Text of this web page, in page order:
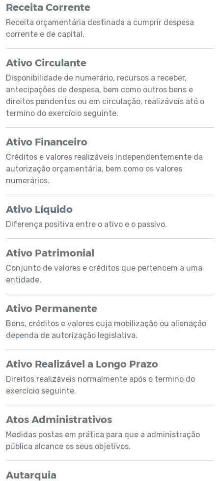
Receita Corrente
Receita orçamentária destinada a cumprir despesa
corrente e de capital.
Ativo Circulante
Disponibilidade de numerário, recursos a receber,
antecipações de despesa, bem como outros bens e
direitos pendentes ou em circulação, realizáveis até o
termino do exercício seguinte.
Ativo Financeiro
Créditos e valores realizáveis independentemente da
autorização orçamentária, bem como os valores
numerários.
Ativo Líquido
Diferença positiva entre o ativo e o passivo.
Ativo Patrimonial
Conjunto de valores e créditos que pertencem a uma
entidade.
Ativo Permanente
Bens, créditos e valores cuja mobilização ou alienação
dependa de autorização legislativa.
Ativo Realizável a Longo Prazo
Direitos realizáveis normalmente após o termino do
exercício seguinte.
Atos Administrativos
Medidas postas em prática para que a administração
pública alcance os seus objetivos.
Autarquia